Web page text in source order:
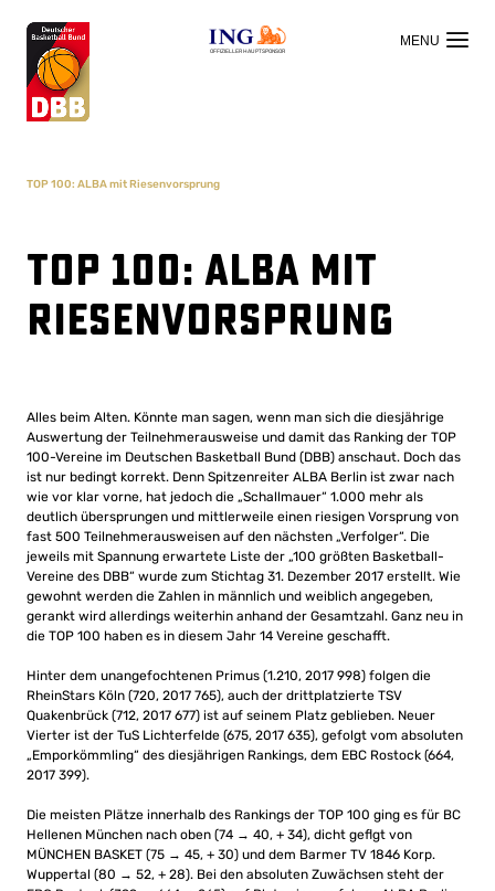
OFFIZIELLER HAUPTSPONSOR
TOP 100: ALBA mit Riesenvorsprung
TOP 100: ALBA mit
Riesenvorsprung
Alles beim Alten. Könnte man sagen, wenn man sich die diesjährige
Auswertung der Teilnehmerausweise und damit das Ranking der TOP
100-Vereine im Deutschen Basketball Bund (DBB) anschaut. Doch das
ist nur bedingt korrekt. Denn Spitzenreiter ALBA Berlin ist zwar nach
wie vor klar vorne, hat jedoch die „Schallmauer“ 1.000 mehr als
deutlich übersprungen und mittlerweile einen riesigen Vorsprung von
fast 500 Teilnehmerausweisen auf den nächsten „Verfolger“. Die
jeweils mit Spannung erwartete Liste der „100 größten Basketball-
Vereine des DBB“ wurde zum Stichtag 31. Dezember 2017 erstellt. Wie
gewohnt werden die Zahlen in männlich und weiblich angegeben,
gerankt wird allerdings weiterhin anhand der Gesamtzahl. Ganz neu in
die TOP 100 haben es in diesem Jahr 14 Vereine geschafft.
Hinter dem unangefochtenen Primus (1.210, 2017 998) folgen die
RheinStars Köln (720, 2017 765), auch der drittplatzierte TSV
Quakenbrück (712, 2017 677) ist auf seinem Platz geblieben. Neuer
Vierter ist der TuS Lichterfelde (675, 2017 635), gefolgt vom absoluten
„Emporkömmling“ des diesjährigen Rankings, dem EBC Rostock (664,
2017 399).
Die meisten Plätze innerhalb des Rankings der TOP 100 ging es für BC
Hellenen München nach oben (74 → 40, + 34), dicht geflgt von
MÜNCHEN BASKET (75 → 45, + 30) und dem Barmer TV 1846 Korp.
Wuppertal (80 → 52, + 28). Bei den absoluten Zuwächsen steht der